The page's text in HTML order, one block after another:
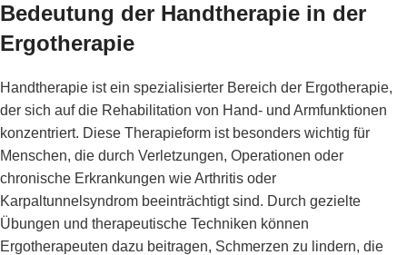
Bedeutung der Handtherapie in der
Ergotherapie
Handtherapie ist ein spezialisierter Bereich der Ergotherapie,
der sich auf die Rehabilitation von Hand- und Armfunktionen
konzentriert. Diese Therapieform ist besonders wichtig für
Menschen, die durch Verletzungen, Operationen oder
chronische Erkrankungen wie Arthritis oder
Karpaltunnelsyndrom beeinträchtigt sind. Durch gezielte
Übungen und therapeutische Techniken können
Ergotherapeuten dazu beitragen, Schmerzen zu lindern, die